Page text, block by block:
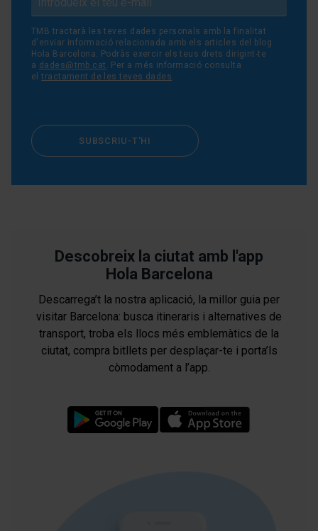
TMB tractarà les teves dades personals amb la finalitat
d'enviar informació relacionada amb els articles del blog
Hola Barcelona. Podràs exercir els teus drets dirigint-te
a dades@tmb.cat . Per a més informació consulta
eltractament de les teves dades.
SUBSCRIU-T'HI
Descobreix la ciutat amb l'app
Hola Barcelona
Descarrega’t la nostra aplicació, la millor guia per
visitar Barcelona: busca itineraris i alternatives de
transport, troba els llocs més emblemàtics de la
ciutat, compra bitllets per desplaçar-te i porta’ls
còmodament a l’app.